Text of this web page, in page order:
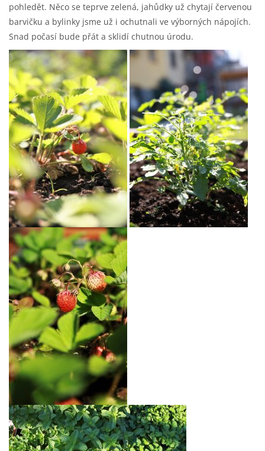
pohledět. Něco se teprve zelená, jahůdky už chytají červenou
barvičku a bylinky jsme už i ochutnali ve výborných nápojích.
Snad počasí bude přát a sklidí chutnou úrodu.